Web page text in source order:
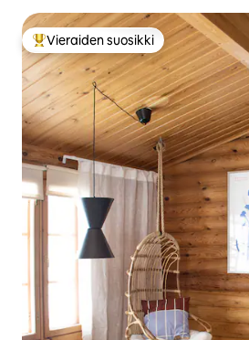
Vieraiden suosikkien parhaimmistoa
Vieraiden suosikki